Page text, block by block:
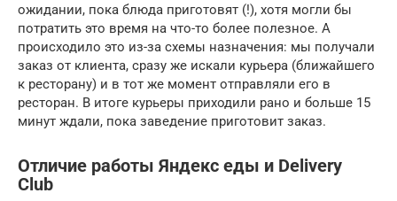
ожидании, пока блюда приготовят (!), хотя могли бы
потратить это время на что-то более полезное. А
происходило это из-за схемы назначения: мы получали
заказ от клиента, сразу же искали курьера (ближайшего
к ресторану) и в тот же момент отправляли его в
ресторан. В итоге курьеры приходили рано и больше 15
минут ждали, пока заведение приготовит заказ.
Отличие работы Яндекс еды и Delivery
Club